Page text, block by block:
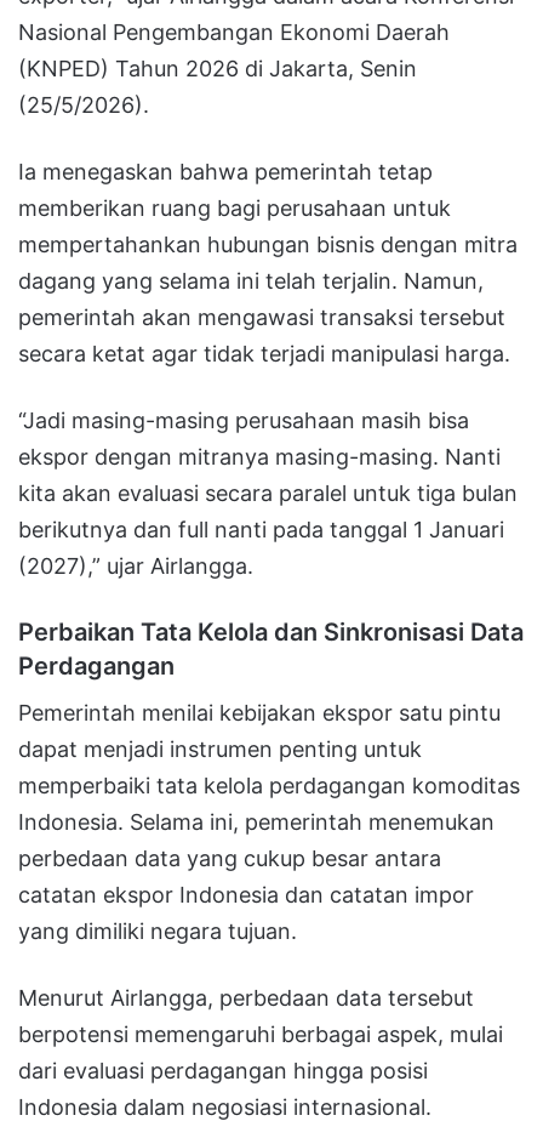
Nasional Pengembangan Ekonomi Daerah
(KNPED) Tahun 2026 di Jakarta, Senin
(25/5/2026).
Ia menegaskan bahwa pemerintah tetap
memberikan ruang bagi perusahaan untuk
mempertahankan hubungan bisnis dengan mitra
dagang yang selama ini telah terjalin. Namun,
pemerintah akan mengawasi transaksi tersebut
secara ketat agar tidak terjadi manipulasi harga.
“Jadi masing-masing perusahaan masih bisa
ekspor dengan mitranya masing-masing. Nanti
kita akan evaluasi secara paralel untuk tiga bulan
berikutnya dan full nanti pada tanggal 1 Januari
(2027),” ujar Airlangga.
Perbaikan Tata Kelola dan Sinkronisasi Data
Perdagangan
Pemerintah menilai kebijakan ekspor satu pintu
dapat menjadi instrumen penting untuk
memperbaiki tata kelola perdagangan komoditas
Indonesia. Selama ini, pemerintah menemukan
perbedaan data yang cukup besar antara
catatan ekspor Indonesia dan catatan impor
yang dimiliki negara tujuan.
Menurut Airlangga, perbedaan data tersebut
berpotensi memengaruhi berbagai aspek, mulai
dari evaluasi perdagangan hingga posisi
Indonesia dalam negosiasi internasional.